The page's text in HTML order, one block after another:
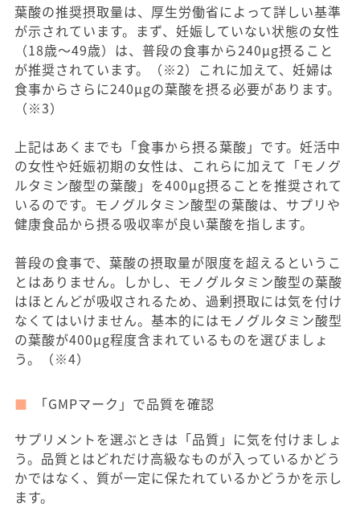
葉酸の推奨摂取量は、厚生労働省によって詳しい基準
が示されています。まず、妊娠していない状態の女性
（18歳〜49歳）は、普段の食事から240μg摂ること
が推奨されています。（※2）これに加えて、妊婦は
食事からさらに240μgの葉酸を摂る必要があります。
（※3）
上記はあくまでも「食事から摂る葉酸」です。妊活中
の女性や妊娠初期の女性は、これらに加えて「モノグ
ルタミン酸型の葉酸」を400μg摂ることを推奨されて
いるのです。モノグルタミン酸型の葉酸は、サプリや
健康食品から摂る吸収率が良い葉酸を指します。
普段の食事で、葉酸の摂取量が限度を超えるというこ
とはありません。しかし、モノグルタミン酸型の葉酸
はほとんどが吸収されるため、過剰摂取には気を付け
なくてはいけません。基本的にはモノグルタミン酸型
の葉酸が400μg程度含まれているものを選びましょ
う。（※4）
「GMPマーク」で品質を確認
サプリメントを選ぶときは「品質」に気を付けましょ
う。品質とはどれだけ高級なものが入っているかどう
かではなく、質が一定に保たれているかどうかを示し
ます。